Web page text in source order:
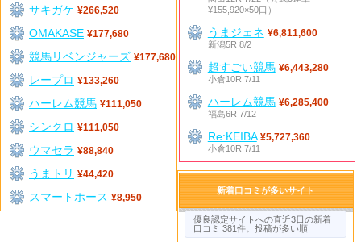
サキガケ ¥266,520
OMAKASE ¥177,680
競馬リベンジャーズ ¥177,680
レープロ ¥133,260
ハーレム競馬 ¥111,050
シンクロ ¥111,050
ウマセラ ¥88,840
うまトリ ¥44,420
スマートホース ¥8,950
¥155,920×50口）
うまジェネ ¥6,811,600
新潟5R 8/2
超すごい競馬 ¥6,443,280
小倉10R 7/11
ハーレム競馬 ¥6,285,400
福島6R 7/12
Re:KEIBA ¥5,727,360
小倉10R 7/11
新着口コミが多いサイト
優良認定サイトへの直近3日の新着
口コミ 381件。投稿が多い順